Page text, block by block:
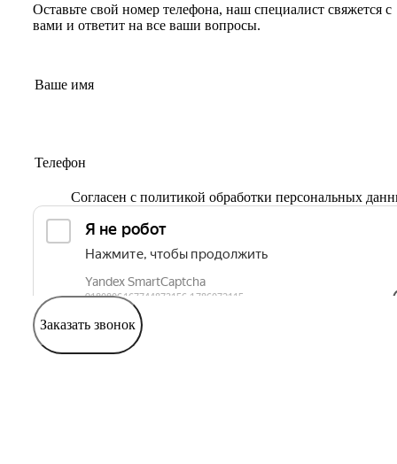
Оставьте свой номер телефона, наш специалист свяжется с
вами и ответит на все ваши вопросы.
Согласен с политикой обработки персональных
Заказать звонок